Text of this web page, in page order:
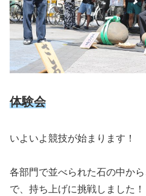
体験会
いよいよ競技が始まります！
各部門で並べられた石の中か
で、持ち上げに挑戦しました！